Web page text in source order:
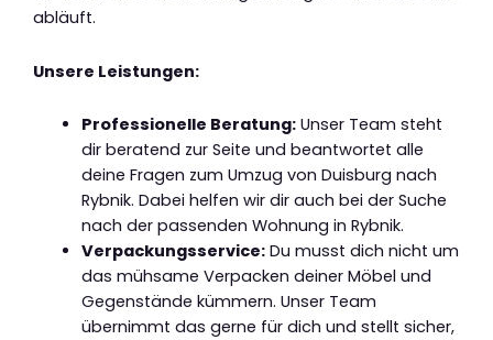
abläuft.
Unsere Leistungen:
Professionelle Beratung:Unser Team steht
dir beratend zur Seite und beantwortet alle
deine Fragen zum Umzug von Duisburg nach
Rybnik. Dabei helfen wir dir auch bei der Suche
nach der passenden Wohnung in Rybnik.
Verpackungsservice:Du musst dich nicht um
das mühsame Verpacken deiner Möbel und
Gegenstände kümmern. Unser Team
übernimmt das gerne für dich und stellt sicher,